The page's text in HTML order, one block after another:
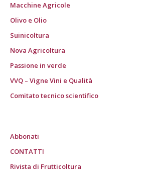
Macchine Agricole
Olivo e Olio
Suinicoltura
Nova Agricoltura
Passione in verde
VVQ – Vigne Vini e Qualità
Comitato tecnico scientifico
Abbonati
CONTATTI
Rivista di Frutticoltura